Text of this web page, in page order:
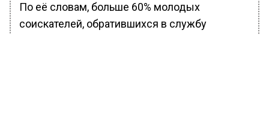
По её словам, больше 60% молодых
соискателей, обратившихся в службу